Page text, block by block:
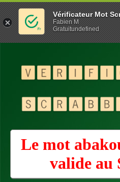
Le mot
valide au
Vérificateur Mot
Fabien M
Gratuitundefined